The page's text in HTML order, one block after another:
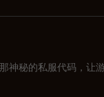
秘的私服代码，让